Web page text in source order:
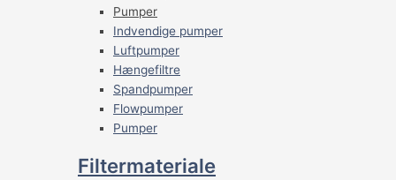
Pumper
Indvendige pumper
Luftpumper
Hængefiltre
Spandpumper
Flowpumper
Pumper
Filtermateriale